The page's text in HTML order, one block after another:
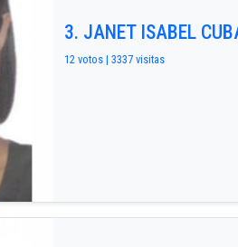
3. JANET ISABEL
12 votos | 3337 visitas